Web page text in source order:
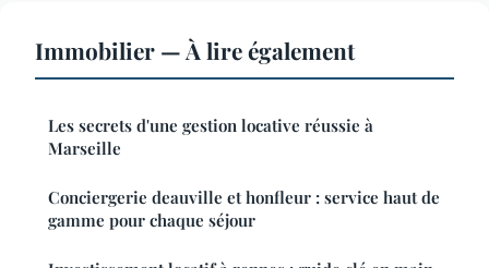
Immobilier — À lire également
Les secrets d'une gestion locative réussie à
Marseille
Conciergerie deauville et honfleur : service haut de
gamme pour chaque séjour